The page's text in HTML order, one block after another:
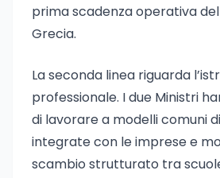
prima scadenza operativa
Grecia.
La seconda linea riguarda
professionale. I due Ministri
di lavorare a modelli comuni
integrate con le imprese e
scambio strutturato tra